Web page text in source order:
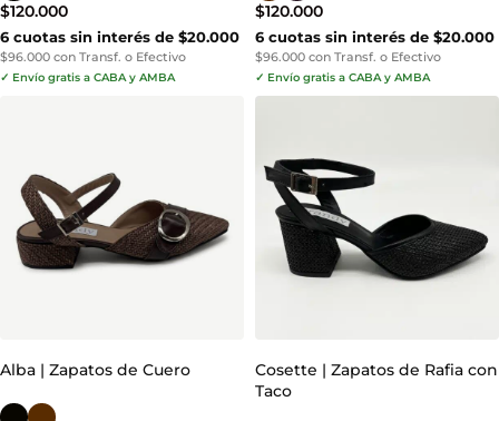
$120.000
6 cuotas sin interés de $20.000
$96.000 con Transf. o Efectivo
✓ Envío gratis a CABA y AMBA
$120.000
6 cuotas sin interés de $20.000
$96.000 con Transf. o Efectivo
✓ Envío gratis a CABA y AMBA
Alba | Zapatos de Cuero
Cosette | Zapatos de Rafia con
Taco